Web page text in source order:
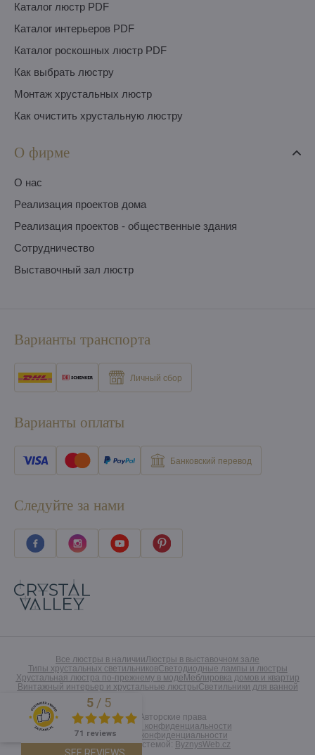
Каталог люстр PDF
Каталог интерьеров PDF
Каталог роскошных люстр PDF
Как выбрать люстру
Монтаж хрустальных люстр
Как очистить хрустальную люстру
О фирме
O нас
Pеализация проектов дома
Pеализация проектов - общественные здания
Сотрудничество
Выставочный зал люстр
Варианты транспорта
Личный сбор
Варианты оплаты
Банковский перевод
Следуйте за нами
Все люстры в наличииЛюстры в выставочном зале
Типы хрустальных светильниковСветодиодные лампы и люстры
Хрустальная люстра по-прежнему в моде Меблировка домов и квартир
Винтажный интерьер и хрустальные люстрыСветильники для ванной
©2026Авторские права
Предпочтения конфиденциальности
Заявление о конфиденциальности
Созданный системой: ByznysWeb.cz
Excellent
5 / 5
71 reviews